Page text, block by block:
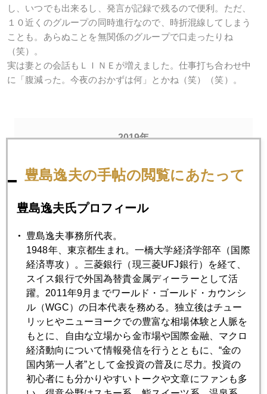
し、いつでも出来るし、発言が記録で残るので便利。ただ、
１０近くのグループの同時進行なので、時折混線してしまう
ことも。あらぬことを無関係のグループで口走ったりね
（笑）。
実は妻との会話もＬＩＮＥが増えました。仕事打ち合わせ中
に「腹減った。今夜のおかずは何」とかね（笑）（笑）。
2019年
7月 8月 9月 10月 11月 12月
2019年12月27日
クリスマス明け、おっかなびっくり株も金も続騰
2019年12月26日
２０１９年最大のサプライズは
2019年12月25日
ＮＹ金、１５００ドル回復
豊島逸夫の手帖の閲覧にあたって
豊島逸夫氏プロフィール
豊島逸夫事務所代表。
1948年、東京都生まれ。一橋大学経済学部卒（国際
経済専攻）。三菱銀行（現三菱UFJ銀行）を経て、
スイス銀行で外国為替貴金属ディーラーとして活
躍。2011年9月までワールド・ゴールド・カウンシ
ル（WGC）の日本代表を務める。独立後はチュー
リッヒやニューヨークでの豊富な相場体験と人脈を
もとに、自由な立場から金市場や国際金融、マクロ
経済動向について情報発信を行うとともに、“金の
国内第一人者”として金投資の普及に尽力。投資の
初心者にも分かりやすいトークや文章にファンも多